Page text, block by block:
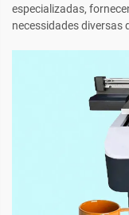
especializadas,
necessidades diversas